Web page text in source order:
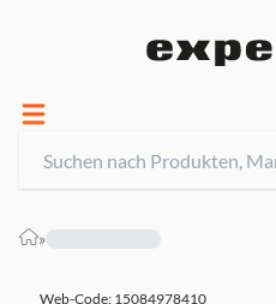
»
Web-Code: 15084978410